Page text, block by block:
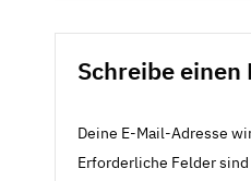
Schreibe
Deine E-Mail-Adresse
Erforderliche Felder